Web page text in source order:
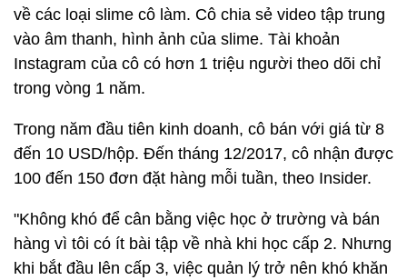
về các loại slime cô làm. Cô chia sẻ video tập trung
vào âm thanh, hình ảnh của slime. Tài khoản
Instagram của cô có hơn 1 triệu người theo dõi chỉ
trong vòng 1 năm.
Trong năm đầu tiên kinh doanh, cô bán với giá từ 8
đến 10 USD/hộp. Đến tháng 12/2017, cô nhận được
100 đến 150 đơn đặt hàng mỗi tuần, theo Insider.
"Không khó để cân bằng việc học ở trường và bán
hàng vì tôi có ít bài tập về nhà khi học cấp 2. Nhưng
khi bắt đầu lên cấp 3, việc quản lý trở nên khó khăn